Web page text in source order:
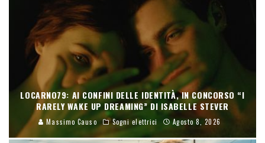
LOCARNO79: AI CONFINI DELLE IDENTITÀ, IN CONCORSO “I
RARELY WAKE UP DREAMING” DI ISABELLE STEVER
Massimo Causo Sogni elettrici Agosto 8, 2026